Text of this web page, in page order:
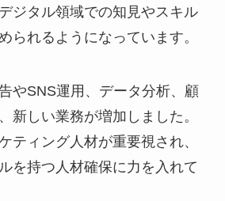
ジタル領域での知見やスキル
られるようになっています。
やSNS運用、データ分析、顧
新しい業務が増加しました。
ティング人材が重要視され、
を持つ人材確保に力を入れて